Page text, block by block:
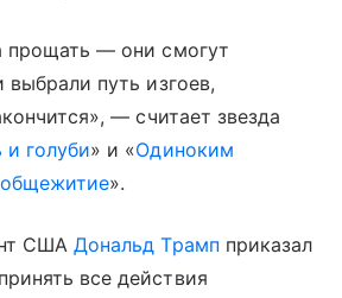
прощать — они смогут
выбрали путь изгоев,
— считает звезда
голуби» и «Одиноким
общежитие».
СШАДональд Трамп приказал
все действия